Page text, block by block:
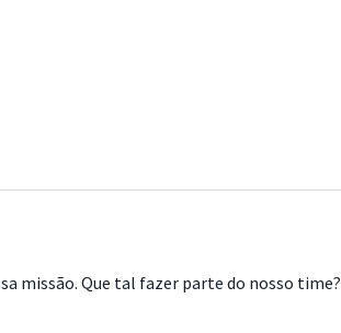
missão. Que tal fazer parte do nosso time?